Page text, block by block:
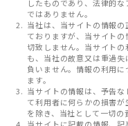
したものであり、法律的
ではありません。
当社は、当サイトの情報
ておりますが、当サイト
切致しません。当サイト
も、当社の故意又は重過
負いません。情報の利用
ます。
当サイトの情報は、予告
て利用者に何らかの損害
を除き、当社として一切の